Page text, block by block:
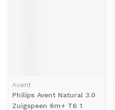
Avent
Philips Avent Natural 3.0
Zuigspeen 6m+ T6 1